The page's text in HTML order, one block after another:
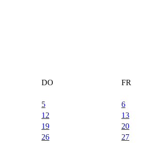
DO FR
5 6
12 13
19 20
26 27